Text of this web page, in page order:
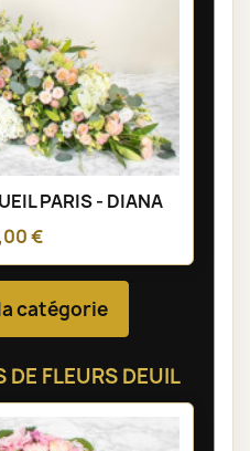
PARIS - DIANA
€
catégorie
DE FLEURS DEUIL